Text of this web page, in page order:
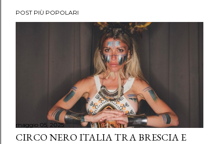
POST PIÙ POPOLARI
maggio 05, 2025
CIRCO NERO ITALIA TRA BRESCIA E